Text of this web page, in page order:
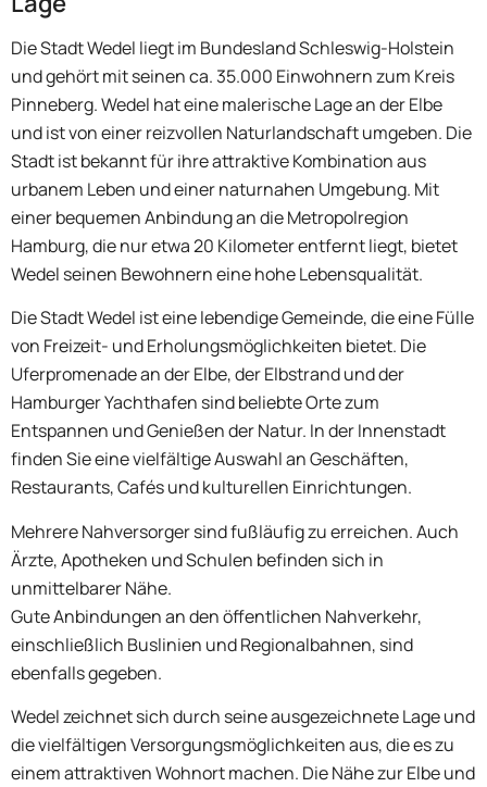
Die Stadt Wedel liegt im Bundesland Schleswig-Holstein
und gehört mit seinen ca. 35.000 Einwohnern zum Kreis
Pinneberg. Wedel hat eine malerische Lage an der Elbe
und ist von einer reizvollen Naturlandschaft umgeben. Die
Stadt ist bekannt für ihre attraktive Kombination aus
urbanem Leben und einer naturnahen Umgebung. Mit
einer bequemen Anbindung an die Metropolregion
Hamburg, die nur etwa 20 Kilometer entfernt liegt, bietet
Wedel seinen Bewohnern eine hohe Lebensqualität.
Die Stadt Wedel ist eine lebendige Gemeinde, die eine Fülle
von Freizeit- und Erholungsmöglichkeiten bietet. Die
Uferpromenade an der Elbe, der Elbstrand und der
Hamburger Yachthafen sind beliebte Orte zum
Entspannen und Genießen der Natur. In der Innenstadt
finden Sie eine vielfältige Auswahl an Geschäften,
Restaurants, Cafés und kulturellen Einrichtungen.
Mehrere Nahversorger sind fußläufig zu erreichen. Auch
Ärzte, Apotheken und Schulen befinden sich in
unmittelbarer Nähe.
Gute Anbindungen an den öffentlichen Nahverkehr,
einschließlich Buslinien und Regionalbahnen, sind
ebenfalls gegeben.
Wedel zeichnet sich durch seine ausgezeichnete Lage und
die vielfältigen Versorgungsmöglichkeiten aus, die es zu
einem attraktiven Wohnort machen. Die Nähe zur Elbe und